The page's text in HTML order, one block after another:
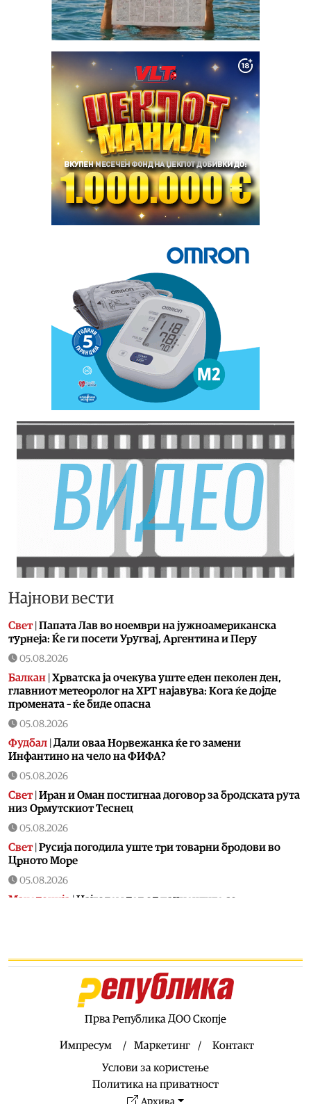
Најнови вести
Свет| Папата Лав во ноември на јужноамериканска
турнеја: Ќе ги посети Уругвај, Аргентина и Перу
05.08.2026
Балкан Хрватска ја очекува уште еден пеколен ден,
главниот метеоролог на ХРТ најавува: Кога ќе дојде
промената – ќе биде опасна
05.08.2026
Фудбал Дали оваа Норвежанка ќе го замени
Инфантино на чело на ФИФА?
05.08.2026
Свет| Иран и Оман постигнаа договор за бродската рута
низ Ормутскиот Теснец
05.08.2026
Свет| Русија погодила уште три товарни бродови во
Црното Море
05.08.2026
Македонија |Најголем дел од пациентите сo
запалена трева при сечење со брусилица
Нуклеарката Кршко во Словенија го намалува
производството за 20% поради нискиот водостој на
05.08.2026
Клековски: Приоритет се нови
вработувања и проширување на Позитивната листа со
Прва Република ДОО Скопје
Импресум Маркетинг
Контакт
Услови за користење
Политика на приватност
Архива